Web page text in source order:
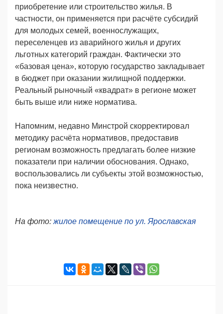
приобретение или строительство жилья. В
частности, он применяется при расчёте субсидий
для молодых семей, военнослужащих,
переселенцев из аварийного жилья и других
льготных категорий граждан. Фактически это
«базовая цена», которую государство закладывает
в бюджет при оказании жилищной поддержки.
Реальный рыночный «квадрат» в регионе может
быть выше или ниже норматива.
Напомним, недавно Минстрой скорректировал
методику расчёта нормативов, предоставив
регионам возможность предлагать более низкие
показатели при наличии обоснования. Однако,
воспользовались ли субъекты этой возможностью,
пока неизвестно.
На фото: жилое помещение по ул. Ярославская